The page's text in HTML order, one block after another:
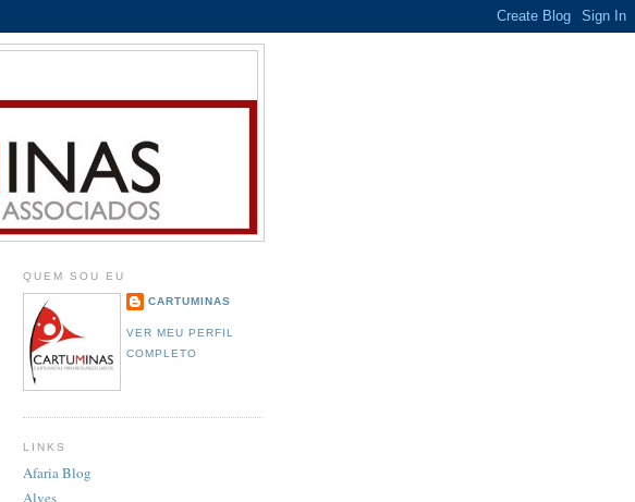
QUEM SOU EU
CARTUMINAS
VER MEU PERFIL
COMPLETO
LINKS
Afaria Blog
Alves